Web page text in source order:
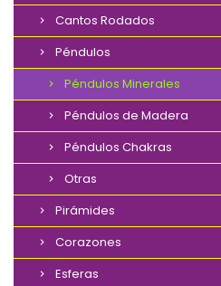
Cantos Rodados
Péndulos
Péndulos Minerales
Péndulos de Madera
Péndulos Chakras
Otras
Pirámides
Corazones
Esferas